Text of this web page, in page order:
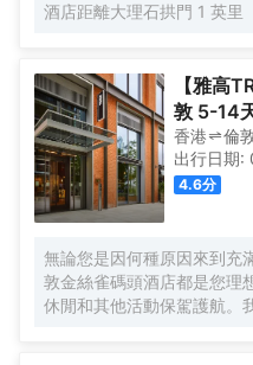
酒店距離大理石拱門 1 英里
李寄存。 酒店的 275 間客
適。
【雅高
敦 5-14
香港 倫
出行日期:
4.6分
無論您是因何種原因來到充
敦金絲雀碼頭酒店都是您理
休閒和其他活動保駕護航。